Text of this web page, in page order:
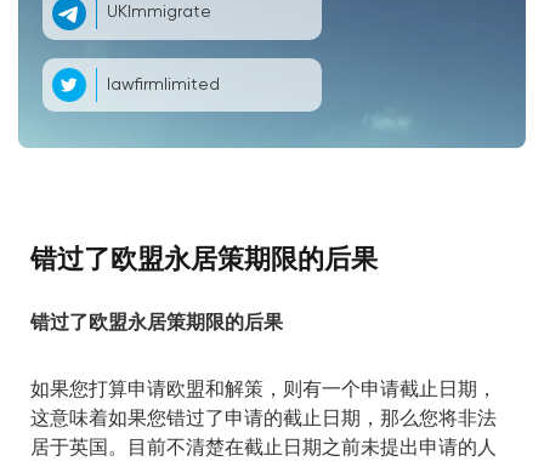
UKImmigrate
lawfirmlimited
错过了欧盟永居策期限的后果
错过了欧盟永居策期限的后果
如果您打算申请欧盟和解策，则有一个申请截止日期，
这意味着如果您错过了申请的截止日期，那么您将非法
居于英国。目前不清楚在截止日期之前未提出申请的人